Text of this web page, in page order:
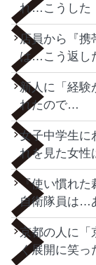
れ…こうした
店員から『携
は…こう返し
新人に「経験
れたので…
女子中学生に
れを見た女性
『使い慣れた
自衛隊員は…
京都の人に
く展開に笑っ